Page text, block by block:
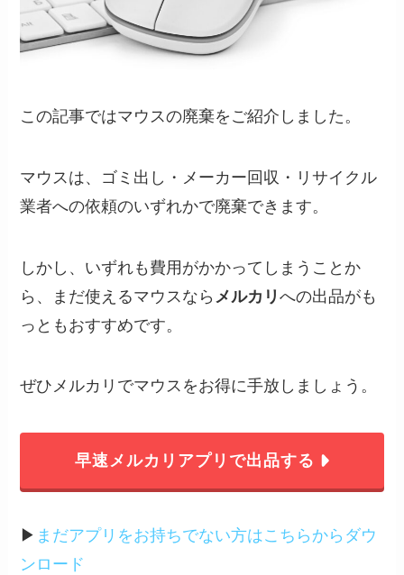
この記事ではマウスの廃棄をご紹介しました。
マウスは、ゴミ出し・メーカー回収・リサイクル
業者への依頼のいずれかで廃棄できます。
しかし、いずれも費用がかかってしまうことか
ら、まだ使えるマウスなら メルカリへの出品がも
っともおすすめです。
ぜひメルカリでマウスをお得に手放しましょう。
早速メルカリアプリで出品する
▶︎ まだアプリをお持ちでない方はこちらからダウ
ンロード